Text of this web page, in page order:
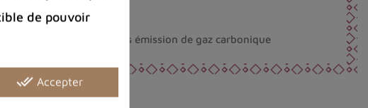
€ pour la Belgique
éco-responsable.
argent fabriqués sans émission de gaz carbonique
de pouvoir
done_all Accepter